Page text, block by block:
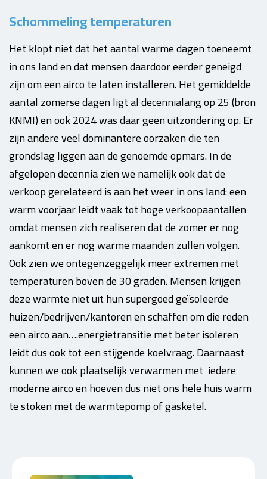
Schommeling temperaturen
Het klopt niet dat het aantal warme dagen toeneemt
in ons land en dat mensen daardoor eerder geneigd
zijn om een airco te laten installeren. Het gemiddelde
aantal zomerse dagen ligt al decennialang op 25 (bron
KNMI) en ook 2024 was daar geen uitzondering op. Er
zijn andere veel dominantere oorzaken die ten
grondslag liggen aan de genoemde opmars. In de
afgelopen decennia zien we namelijk ook dat de
verkoop gerelateerd is aan het weer in ons land: een
warm voorjaar leidt vaak tot hoge verkoopaantallen
omdat mensen zich realiseren dat de zomer er nog
aankomt en er nog warme maanden zullen volgen.
Ook zien we ontegenzeggelijk meer extremen met
temperaturen boven de 30 graden. Mensen krijgen
deze warmte niet uit hun supergoed geïsoleerde
huizen/bedrijven/kantoren en schaffen om die reden
een airco aan….energietransitie met beter isoleren
leidt dus ook tot een stijgende koelvraag. Daarnaast
kunnen we ook plaatselijk verwarmen met iedere
moderne airco en hoeven dus niet ons hele huis warm
te stoken met de warmtepomp of gasketel.